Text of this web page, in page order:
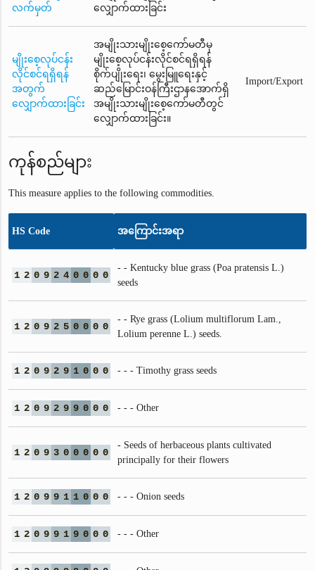
လက်မှတ်
လျှောက်ထားခြင်း
မျိုးစေ့လုပ်ငန်း
လိုင်စင်ရရှိရန်
အတွက်
လျှောက်ထားခြင်း
အမျိုးသားမျိုးစေ့ကော်မတီမှ
မျိုးစေ့လုပ်ငန်းလိုင်စင်ရရှိရန်
စိုက်ပျိုးရေး၊ မွေးမြူရေးနှင့်
ဆည်မြောင်းဝန်ကြီးဌာနအောက်ရှိ
အမျိုးသားမျိုးစေ့ကော်မတီတွင်
လျှောက်ထားခြင်း။
Import/Export
ကုန်စည်များ
This measure applies to the following commodities.
HS Code အကြောင်းအရာ
1 2 0 9 2 4 0 0 0 0
- - Kentucky blue grass (Poa pratensis L.)
seeds
1 2 0 9 2 5 0 0 0 0
- - Rye grass (Lolium multiflorum Lam.,
Lolium perenne L.) seeds.
1 2 0 9 2 9 1 0 0 0 - - - Timothy grass seeds
1 2 0 9 2 9 9 0 0 0 - - - Other
1 2 0 9 3 0 0 0 0 0
- Seeds of herbaceous plants cultivated
principally for their flowers
1 2 0 9 9 1 1 0 0 0 - - - Onion seeds
1 2 0 9 9 1 9 0 0 0 - - - Other